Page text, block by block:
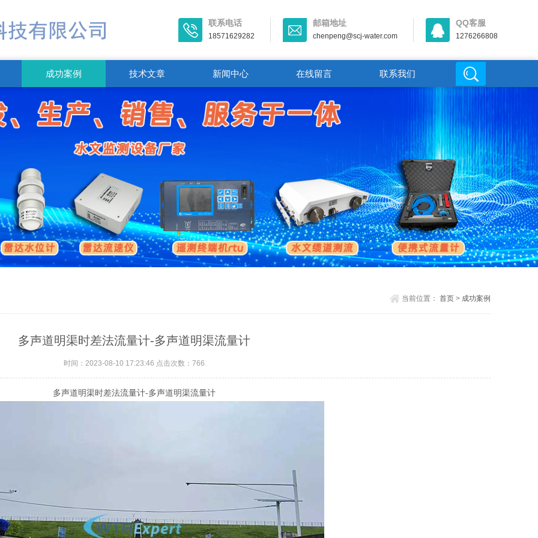
联系电话
18571629282
邮箱地址
chenpeng@scj-water.com
QQ客服
1276266808
成功案例 技术文章 新闻中心 在线留言 联系我们
当前位置： 首页> 成功案例
多声道明渠时差法流量计-多声道明渠流量计
时间：2023-08-10 17:23:46 点击次数：766
多声道明渠时差法流量计-多声道明渠流量计